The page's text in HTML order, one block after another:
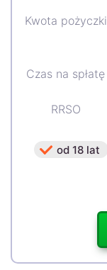
Kwota pożyczki
Czas na spłatę
RRSO
od 18 lat